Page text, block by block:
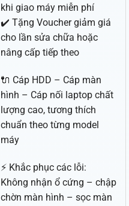
khi giao máy miễn phí
✔️ Tặng Voucher giảm giá
cho lần sửa chữa hoặc
nâng cấp tiếp theo
🔌 Cáp HDD – Cáp màn
hình – Cáp nối laptop chất
lượng cao, tương thích
chuẩn theo từng model
máy
⚡ Khắc phục các lỗi:
Không nhận ổ cứng – chập
chờn màn hình – sọc màn